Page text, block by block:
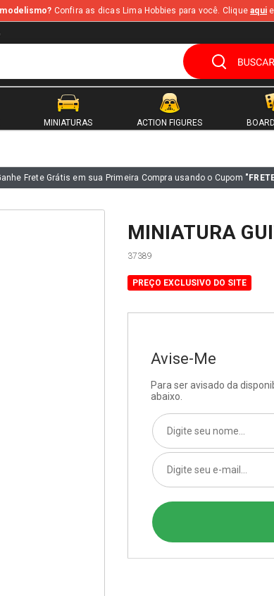
Confira as dicas Lima Hobbies para você. Cliqueaqui
MINIATURAS ACTION FIGURES
Frete Grátis em sua Primeira Compra usando o Cupom
MINIATURA
37389
PREÇO EXCLUSIVO DO SITE
Avise-Me
Para ser avisado da
abaixo.